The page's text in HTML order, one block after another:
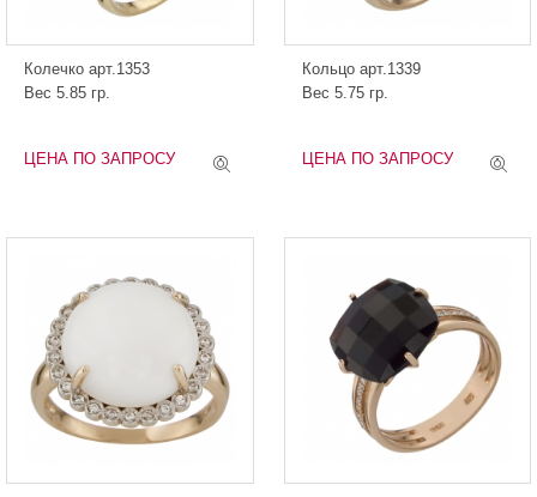
Колечко арт.1353
Вес 5.85 гр.
ЦЕНА ПО ЗАПРОСУ
Кольцо арт.1339
Вес 5.75 гр.
ЦЕНА ПО ЗАПРОСУ